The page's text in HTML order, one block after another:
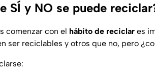
SÍ y NO se puede
comenzar con el hábito de reciclar es
ser reciclables y otros que no, pero